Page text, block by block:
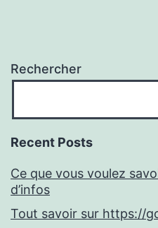
Rechercher
Recent Posts
Ce que vous voulez
d’infos
Tout savoir sur https://